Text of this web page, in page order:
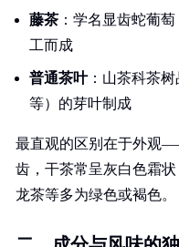
藤茶 ：学名显齿蛇葡
工而成
普通茶叶：山茶科茶树
等）的芽叶制成
最直观的区别在于外观
齿，干茶常呈灰白色霜
龙茶等多为绿色或褐色。